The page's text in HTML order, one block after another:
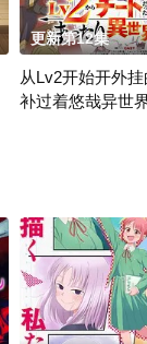
更新第12集
从Lv2开始开外
补过着悠哉异世